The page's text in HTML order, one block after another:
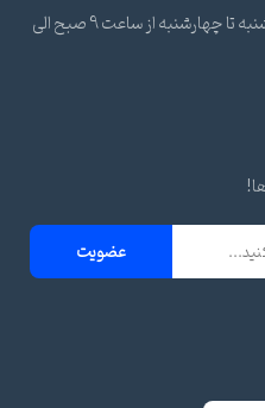
ساعات پاسخ گویی تلفنی و پشتیبانی شنبه تا چهارشنبه از ساعت 9 صبح الی
عضویت